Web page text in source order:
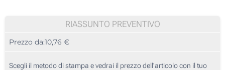
3 Colori (Parte superiore)
10
25
RIASSUNTO PREVENTIVO
Prezzo da:10,76 €
Scegli il metodo di stampa e vedrai il prezzo dell'articolo con il tuo